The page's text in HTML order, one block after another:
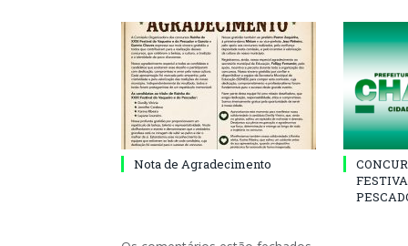
Nota de Agradecimento